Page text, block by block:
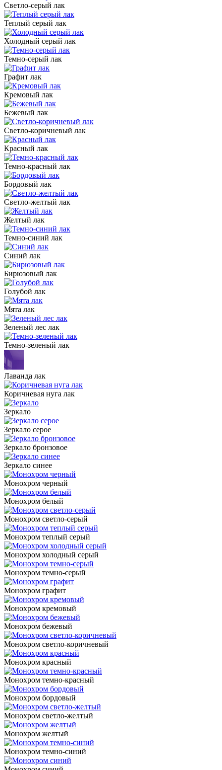
Светло-серый лак
Теплый серый лак
Холодный серый лак
Темно-серый лак
Графит лак
Кремовый лак
Бежевый лак
Светло-коричневый лак
Красный лак
Темно-красный лак
Бордовый лак
Светло-желтый лак
Желтый лак
Темно-синий лак
Синий лак
Бирюзовый лак
Голубой лак
Мята лак
Зеленый лес лак
Темно-зеленый лак
Лаванда лак
Коричневая нуга лак
Зеркало
Зеркало серое
Зеркало бронзовое
Зеркало синее
Монохром черный
Монохром белый
Монохром светло-серый
Монохром теплый серый
Монохром холодный серый
Монохром темно-серый
Монохром графит
Монохром кремовый
Монохром бежевый
Монохром светло-коричневый
Монохром красный
Монохром темно-красный
Монохром бордовый
Монохром светло-желтый
Монохром желтый
Монохром темно-синий